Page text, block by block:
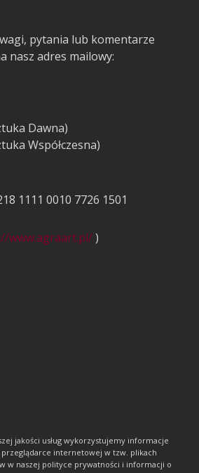
pytania lub komentarze
nasz adres mailowy:
Dawna)
Współczesna)
1111 0010 7726 1501
www.agraart.pl/)
jakości usług wykorzystujemy informacje
internetowej w tzw. plikach
w naszej polityce prywatności i informacji o